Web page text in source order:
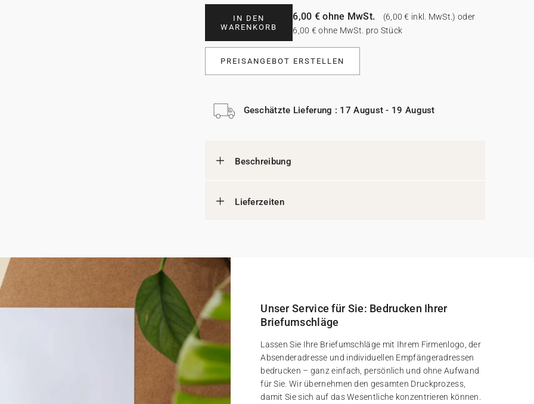
IN DEN
WARENKORB
6,00 € ohne MwSt.
(6,00 € inkl. MwSt.) oder
6,00 € ohne MwSt. pro Stück
PREISANGEBOT ERSTELLEN
Geschätzte Lieferung : 17 August - 19 August
Beschreibung
Lieferzeiten
Unser Service für Sie: Bedrucken Ihrer
Briefumschläge
Lassen Sie Ihre Briefumschläge mit Ihrem Firmenlogo, der
Absenderadresse und individuellen Empfängeradressen
bedrucken – ganz einfach, persönlich und ohne Aufwand
für Sie. Wir übernehmen den gesamten Druckprozess,
damit Sie sich auf das Wesentliche konzentrieren können.